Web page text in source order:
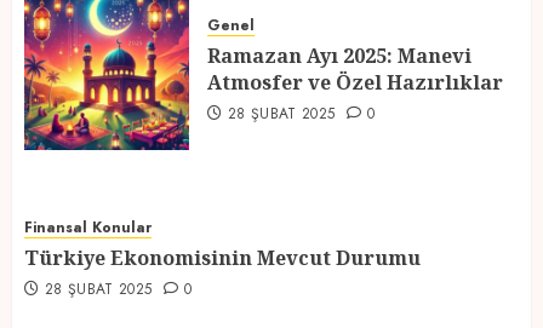
5
Atmosfer ve Özel Hazırlıklar
28 ŞUBAT 2025 0
Genel
Ramazan Ayı 2025: Manevi
Atmosfer ve Özel Hazırlıklar
28 ŞUBAT 2025 0
Finansal Konular
Türkiye Ekonomisinin Mevcut Durumu
28 ŞUBAT 2025 0